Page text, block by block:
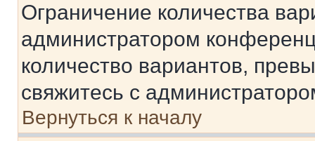
Ограничение количества
администратором
количество вариантов,
свяжитесь с
Вернуться к началу